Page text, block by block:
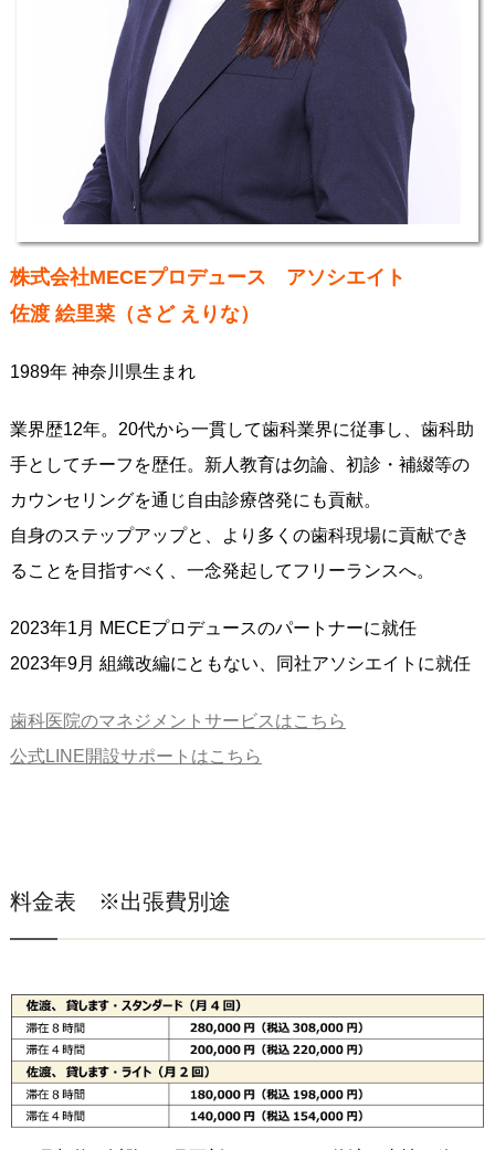
株式会社MECEプロデュース アソシエイト
佐渡 絵里菜（さど えりな）
1989年 神奈川県生まれ
業界歴12年。20代から一貫して歯科業界に従事し、歯科助
手としてチーフを歴任。新人教育は勿論、初診・補綴等の
カウンセリングを通じ自由診療啓発にも貢献。
自身のステップアップと、より多くの歯科現場に貢献でき
ることを目指すべく、一念発起してフリーランスへ。
2023年1月 MECEプロデュースのパートナーに就任
2023年9月 組織改編にともない、同社アソシエイトに就任
歯科医院のマネジメントサービスはこちら
公式LINE開設サポートはこちら
料金表 ※出張費別途